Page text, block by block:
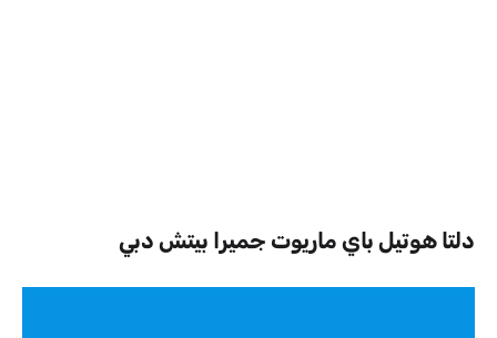
دلتا هوتيل باي ماريوت جميرا بيتش دبي